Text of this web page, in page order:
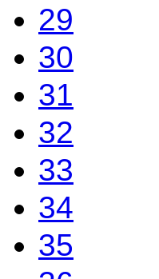
29
30
31
32
33
34
35